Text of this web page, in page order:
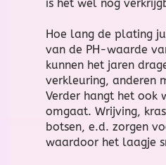
is het wel nog
Hoe lang de plating
van de PH-waarde
kunnen het jaren
verkleuring, anderen
Verder hangt het ook
omgaat. Wrijving,
botsen, e.d. zorgen
waardoor het laagje